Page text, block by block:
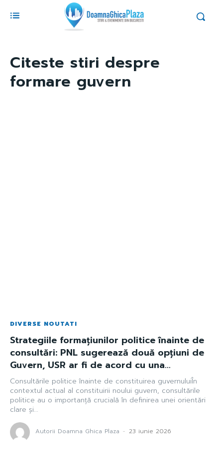
Citeste stiri despre
formare guvern
DIVERSE NOUTATI
Strategiile formațiunilor politice înainte de
consultări: PNL sugerează două opțiuni de
Guvern, USR ar fi de acord cu una…
Consultările politice înainte de constituirea guvernuluiÎn
contextul actual al constituirii noului guvern, consultările
politice au o importanță crucială în definirea unei orientări
clare și...
Autorii Doamna Ghica Plaza - 23 iunie 2026